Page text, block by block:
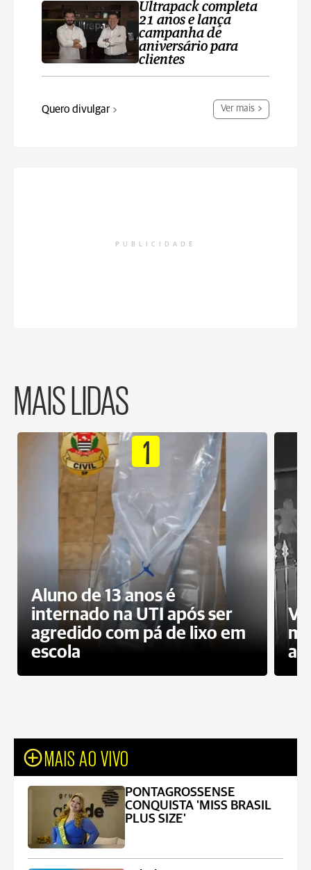
Ultrapack completa
21 anos e lança
campanha de
aniversário para
clientes
Quero divulgar Ver mais
PUBLICIDADE
MAIS LIDAS
1
Aluno de 13 anos é
internado na UTI após ser
agredido com pá de lixo em
escola
a
MAIS AO VIVO
PONTAGROSSENSE
CONQUISTA 'MISS BRASIL
PLUS SIZE'